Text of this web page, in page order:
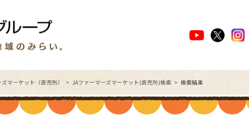
マーケット（直売所） JAファーマーズマーケット(直売所)検索 検索結果